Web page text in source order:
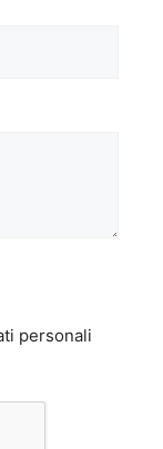
personali